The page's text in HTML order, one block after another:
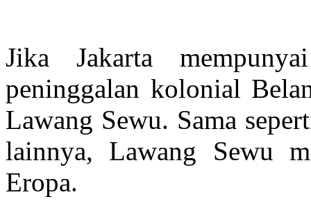
Jika Jakarta
peninggalan kolonial
Lawang Sewu. Sama
lainnya, Lawang Sewu
Eropa.